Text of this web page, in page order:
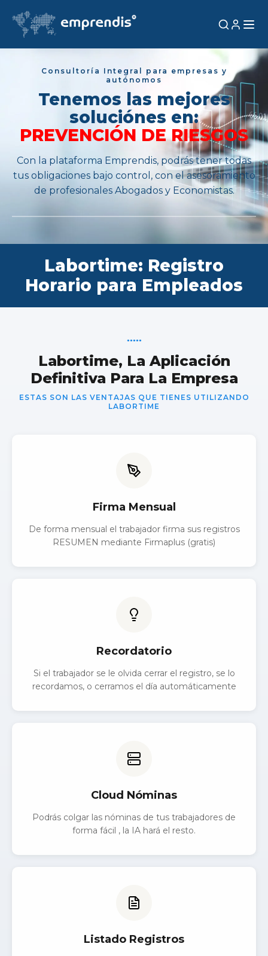
Consultoría Integral para empresas y
autónomos
Tenemos las mejores
soluciónes en:
FIRMA DIGITAL AVANZADA
Con la plataforma Emprendis, podrás tener todas
tus obligaciones bajo control, con el asesoramiento
de profesionales Abogados y Economistas.
Labortime: Registro
Horario para Empleados
●●●●●
Labortime, La Aplicación
Definitiva Para La Empresa
ESTAS SON LAS VENTAJAS QUE TIENES UTILIZANDO
LABORTIME
Firma Mensual
De forma mensual el trabajador firma sus registros
RESUMEN mediante Firmaplus (gratis)
Recordatorio
Si el trabajador se le olvida cerrar el registro, se lo
recordamos, o cerramos el día automáticamente
Cloud Nóminas
Podrás colgar las nóminas de tus trabajadores de
forma fácil , la IA hará el resto.
Listado Registros